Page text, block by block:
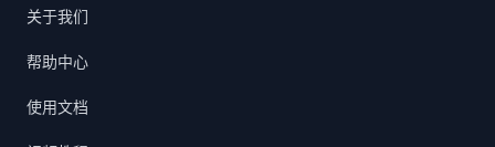
关于我们
帮助中心
使用文档